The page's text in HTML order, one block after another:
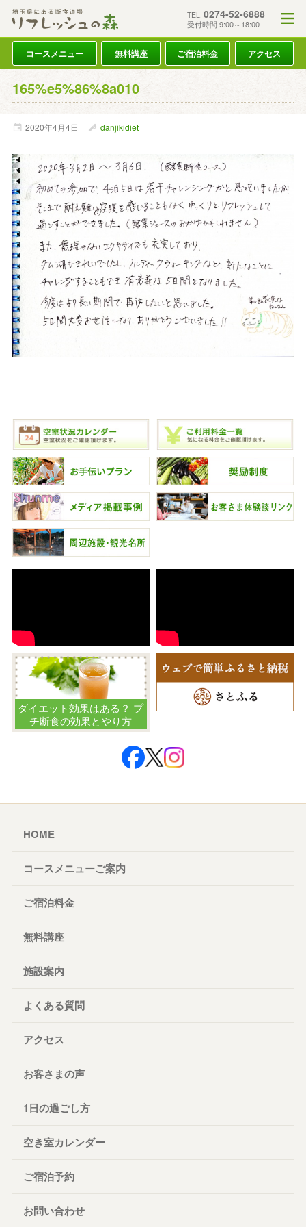
TEL. 0274-52-6888
受付時間 9:00～18:00
コースメニュー 無料講座 ご宿泊料金 アクセス
165%e5%86%8a010
2020年4月4日 danjikidiet
ダイエット効果はある？ プ
チ断食の効果とやり方
HOME
コースメニューご案内
ご宿泊料金
無料講座
施設案内
よくある質問
アクセス
お客さまの声
1日の過ごし方
空き室カレンダー
ご宿泊予約
お問い合わせ